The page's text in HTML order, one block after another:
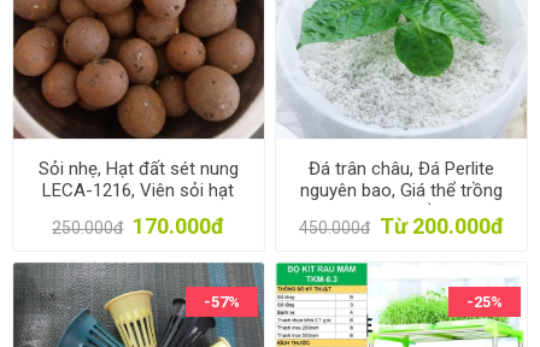
Sỏi nhẹ, Hạt đất sét nung
LECA-1216, Viên sỏi hạt
trung bình 12-16mm, Túi 33-
35lit
250.000đ 170.000đ
Đá trân châu, Đá Perlite
nguyên bao, Giá thể trồng
rau, hoa, Giá thể cho hoa
Lan
450.000đ Từ 200.000đ
-57% -25%